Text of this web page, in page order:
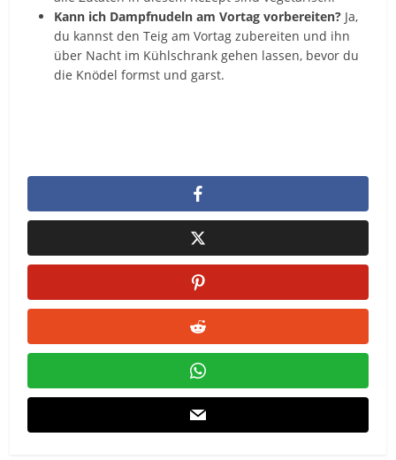
Kann ich Dampfnudeln am Vortag vorbereiten? Ja,
du kannst den Teig am Vortag zubereiten und ihn
über Nacht im Kühlschrank gehen lassen, bevor du
die Knödel formst und garst.